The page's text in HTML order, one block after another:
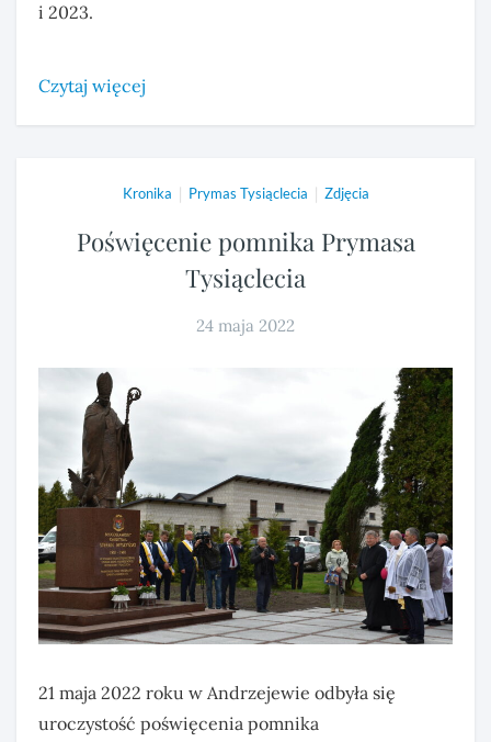
i 2023.
Czytaj więcej
Kronika | Prymas Tysiąclecia | Zdjęcia
Poświęcenie pomnika Prymasa
Tysiąclecia
24 maja 2022
21 maja 2022 roku w Andrzejewie odbyła się
uroczystość poświęcenia pomnika